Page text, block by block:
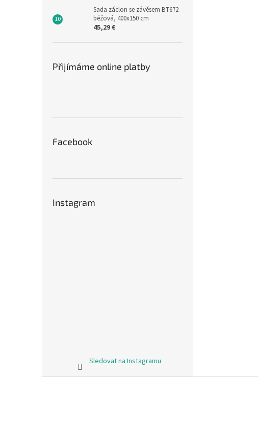
Sada záclon se závěsem BT672
béžová, 400x150 cm
45,29 €
Přijímáme online platby
Facebook
Instagram
Sledovat na Instagramu